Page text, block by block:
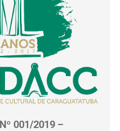
001/2019 –